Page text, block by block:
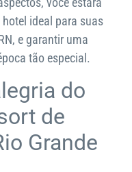
ideal para suas
e garantir uma
tão especial.
do
de
Grande